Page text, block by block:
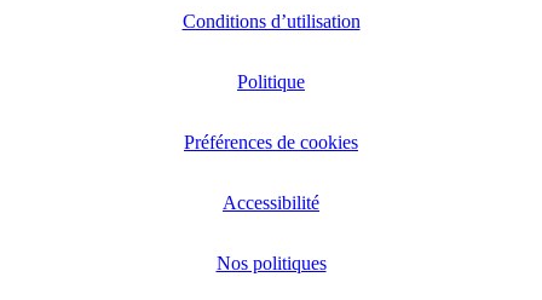
Conditions d’utilisation
Politique
Préférences de cookies
Accessibilité
Nos politiques